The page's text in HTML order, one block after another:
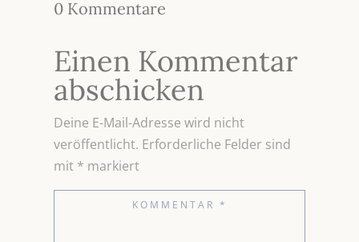
0 Kommentare
Einen Kommentar
abschicken
Deine E-Mail-Adresse wird nicht
veröffentlicht. Erforderliche Felder sind
mit * markiert